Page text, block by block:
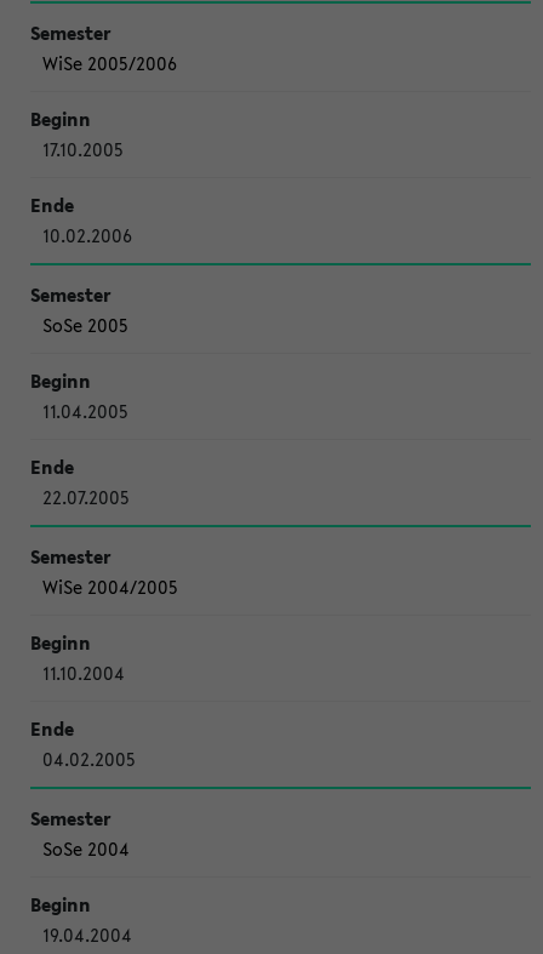
WiSe 2005/2006
17.10.2005
10.02.2006
SoSe 2005
11.04.2005
22.07.2005
WiSe 2004/2005
11.10.2004
04.02.2005
SoSe 2004
19.04.2004